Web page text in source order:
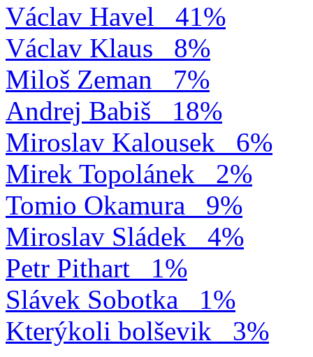
Václav Havel
41%
Václav Klaus
8%
Miloš Zeman
7%
Andrej Babiš
18%
Miroslav Kalousek
6%
Mirek Topolánek
2%
Tomio Okamura
9%
Miroslav Sládek
4%
Petr Pithart
1%
Slávek Sobotka
1%
Kterýkoli bolševik
3%